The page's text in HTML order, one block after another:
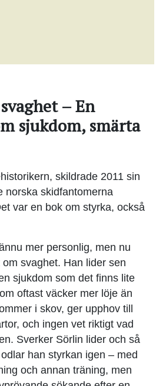
– En
sjukdom, smärta
skildrade 2011 sin
norska skidfantomerna
var en bok om styrka, också
mer personlig, men nu
svaghet. Han lider sen
sjukdom som det finns lite
oftast väcker mer löje än
i skov, ger upphov till
och ingen vet riktigt vad
Sverker Sörlin lider och så
han styrkan igen – med
och annan träning, men